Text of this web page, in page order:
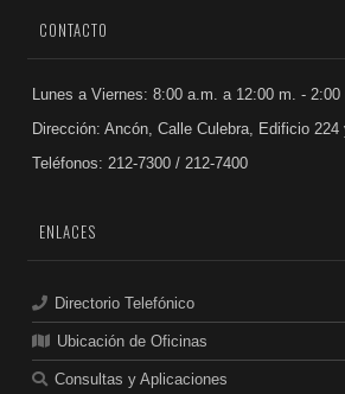
CONTACTO
Lunes a Viernes: 8:00 a.m. a 12:00 m. - 2:00
Dirección: Ancón, Calle Culebra, Edificio 224
Teléfonos: 212-7300 / 212-7400
ENLACES
Directorio Telefónico
Ubicación de Oficinas
Consultas y Aplicaciones